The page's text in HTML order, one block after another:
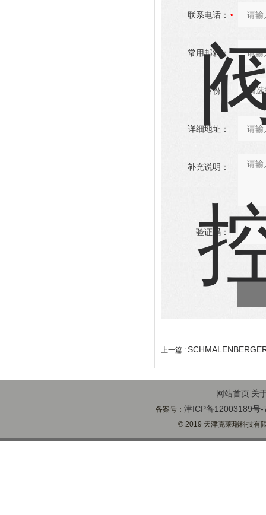
联系电话：
常用邮箱：
省份：
详细地址：
补充说明：
验证码：
上一篇 :
网站首页 关
备案号：津ICP备12003189号-
© 2019 天津克莱瑞科技有